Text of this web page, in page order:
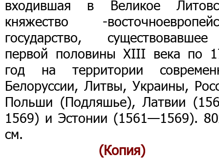
входившая в Великое
княжество -
государство,
первой половины XIII века по
год на территории
Белоруссии, Литвы, Украины,
Польши (Подляшье), Латвии
1569) и Эстонии (1561—1569).
см.
(Копия)